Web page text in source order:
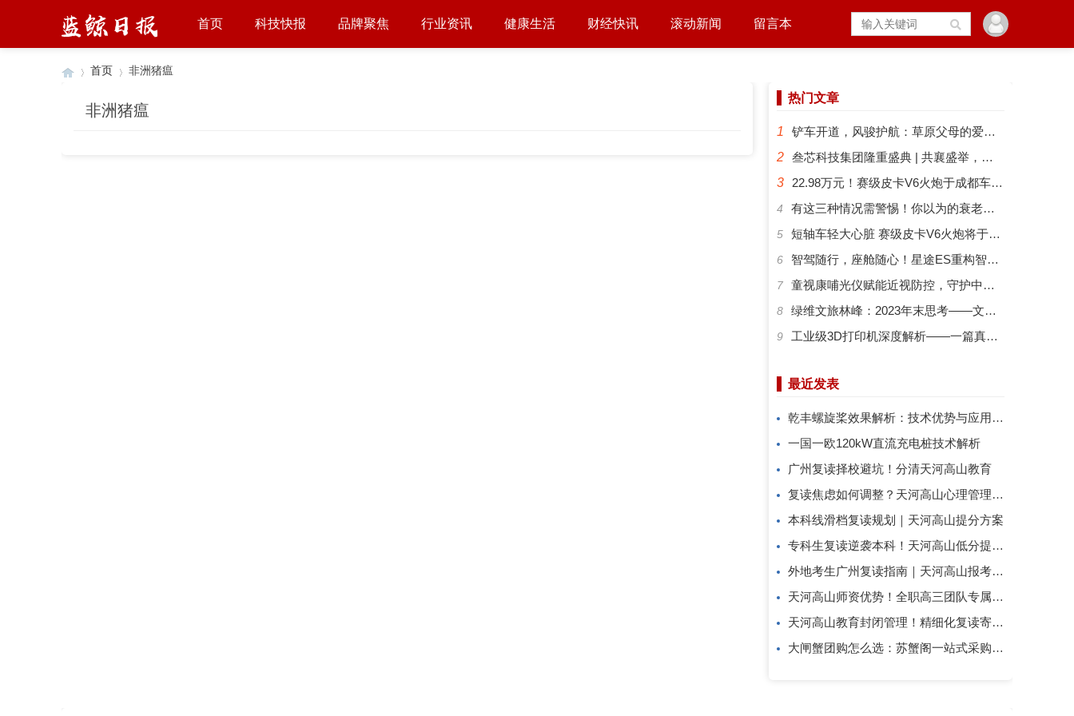
首页 科技快报 品牌聚焦 行业资讯 健康生活 财经快讯 滚动新闻 留言本
首页 非洲猪瘟
非洲猪瘟
热门文章
1
铲车开道，风骏护航：草原父母的爱有多硬核？
2 叁芯科技集团隆重盛典 | 共襄盛举，筑梦未来
3
22.98万元！赛级皮卡V6火炮于成都车展正式预售
4 ​有这三种情况需警惕！你以为的衰老可能是“大脑预警”
5 短轴车轻大心脏 赛级皮卡V6火炮将于成都车展开启预售
6 智驾随行，座舱随心！星途ES重构智能化出行新体验
7 ​童视康哺光仪赋能近视防控，守护中国孩子的清晰视界
8 绿维文旅林峰：2023年末思考——文旅新势力与文旅新时代
9 工业级3D打印机深度解析——一篇真正能帮你选对机器的指南
最近发表
乾丰螺旋桨效果解析：技术优势与应用价值
一国一欧120kW直流充电桩技术解析
广州复读择校避坑！分清天河高山教育
复读焦虑如何调整？天河高山心理管理方案
本科线滑档复读规划｜天河高山提分方案
专科生复读逆袭本科！天河高山低分提分攻略
外地考生广州复读指南｜天河高山报考答疑
天河高山师资优势！全职高三团队专属复读教研
天河高山教育封闭管理！精细化复读寄宿教学模式
大闸蟹团购怎么选：苏蟹阁一站式采购解析